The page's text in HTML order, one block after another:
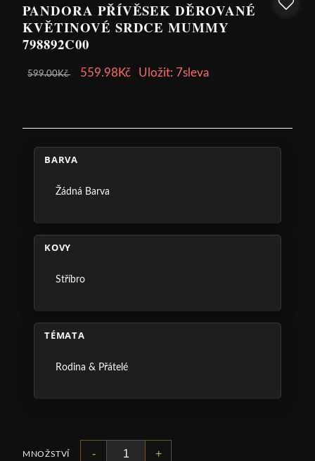
PANDORA PŘÍVĚSEK DĚROVANÉ
KVĚTINOVÉ SRDCE MUMMY
798892C00
599.00Kč 559.98Kč Uložit: 7sleva
BARVA
Žádná Barva
KOVY
Stříbro
TÉMATA
Rodina & Přátelé
MNOŽSTVÍ - +